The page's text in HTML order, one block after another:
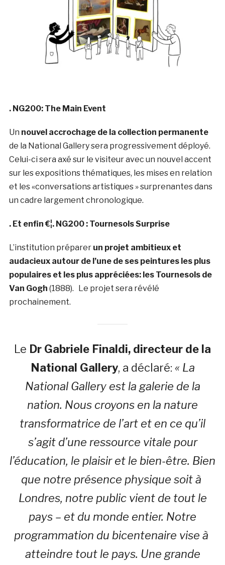
. NG200: The Main Event
Un nouvel accrochage de la collection permanente
de la National Gallery sera progressivement déployé.
Celui-ci sera axé sur le visiteur avec un nouvel accent
sur les expositions thématiques, les mises en relation
et les «conversations artistiques » surprenantes dans
un cadre largement chronologique.
. Et enfin €¦. NG200 : Tournesols Surprise
L’institution préparer un projet ambitieux et
audacieux autour de l’une de ses peintures les plus
populaires et les plus appréciées: les Tournesols de
Van Gogh (1888). Le projet sera révélé
prochainement.
Le Dr Gabriele Finaldi, directeur de la
National Gallery, a déclaré: « La
National Gallery est la galerie de la
nation. Nous croyons en la nature
transformatrice de l’art et en ce qu’il
s’agit d’une ressource vitale pour
l’éducation, le plaisir et le bien-être. Bien
que notre présence physique soit à
Londres, notre public vient de tout le
pays – et du monde entier. Notre
programmation du bicentenaire vise à
atteindre tout le pays. Une grande